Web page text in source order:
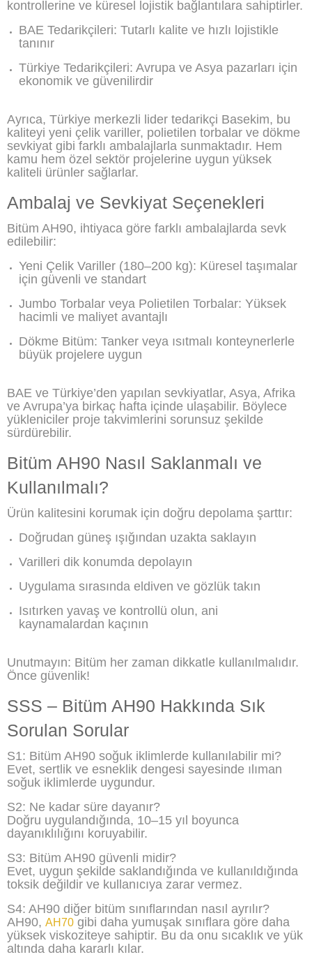
kontrollerine ve küresel lojistik bağlantılara sahiptirler.
BAE Tedarikçileri: Tutarlı kalite ve hızlı lojistikle
tanınır
Türkiye Tedarikçileri: Avrupa ve Asya pazarları için
ekonomik ve güvenilirdir
Ayrıca, Türkiye merkezli lider tedarikçi Basekim, bu
kaliteyi yeni çelik variller, polietilen torbalar ve dökme
sevkiyat gibi farklı ambalajlarla sunmaktadır. Hem
kamu hem özel sektör projelerine uygun yüksek
kaliteli ürünler sağlarlar.
Ambalaj ve Sevkiyat Seçenekleri
Bitüm AH90, ihtiyaca göre farklı ambalajlarda sevk
edilebilir:
Yeni Çelik Variller (180–200 kg): Küresel taşımalar
için güvenli ve standart
Jumbo Torbalar veya Polietilen Torbalar: Yüksek
hacimli ve maliyet avantajlı
Dökme Bitüm: Tanker veya ısıtmalı konteynerlerle
büyük projelere uygun
BAE ve Türkiye’den yapılan sevkiyatlar, Asya, Afrika
ve Avrupa’ya birkaç hafta içinde ulaşabilir. Böylece
yükleniciler proje takvimlerini sorunsuz şekilde
sürdürebilir.
Bitüm AH90 Nasıl Saklanmalı ve
Kullanılmalı?
Ürün kalitesini korumak için doğru depolama şarttır:
Doğrudan güneş ışığından uzakta saklayın
Varilleri dik konumda depolayın
Uygulama sırasında eldiven ve gözlük takın
Isıtırken yavaş ve kontrollü olun, ani
kaynamalardan kaçının
Unutmayın: Bitüm her zaman dikkatle kullanılmalıdır.
Önce güvenlik!
SSS – Bitüm AH90 Hakkında Sık
Sorulan Sorular
S1: Bitüm AH90 soğuk iklimlerde kullanılabilir mi?
Evet, sertlik ve esneklik dengesi sayesinde ılıman
soğuk iklimlerde uygundur.
S2: Ne kadar süre dayanır?
Doğru uygulandığında, 10–15 yıl boyunca
dayanıklılığını koruyabilir.
S3: Bitüm AH90 güvenli midir?
Evet, uygun şekilde saklandığında ve kullanıldığında
toksik değildir ve kullanıcıya zarar vermez.
S4: AH90 diğer bitüm sınıflarından nasıl ayrılır?
AH90, AH70 gibi daha yumuşak sınıflara göre daha
yüksek viskoziteye sahiptir. Bu da onu sıcaklık ve yük
altında daha kararlı kılar.